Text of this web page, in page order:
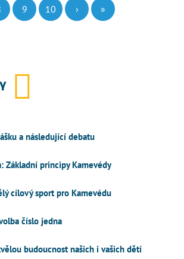
9 10 › »
a následující debatu
Základní principy Kamevédy
cílový sport pro Kamevédu
číslo jedna
budoucnost našich i vašich dětí